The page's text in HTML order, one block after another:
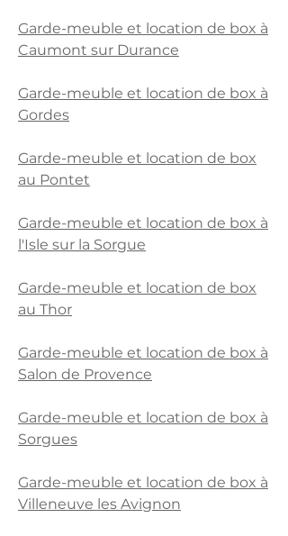
Garde-meuble et location de box à
Caumont sur Durance
Garde-meuble et location de box à
Gordes
Garde-meuble et location de box
au Pontet
Garde-meuble et location de box à
l'Isle sur la Sorgue
Garde-meuble et location de box
au Thor
Garde-meuble et location de box à
Salon de Provence
Garde-meuble et location de box à
Sorgues
Garde-meuble et location de box à
Villeneuve les Avignon